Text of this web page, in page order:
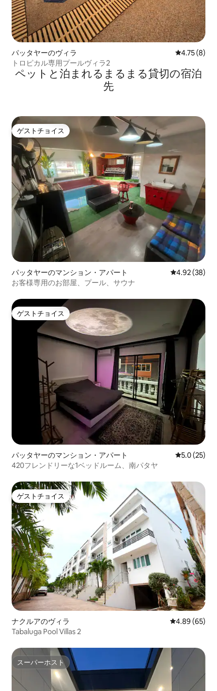
パッタヤーのヴィラ レビュー8
4.75 (8)
トロピカル専用プールヴィラ2
ペットと泊まれるまるまる貸切の宿泊
先
ゲストチョイス
ゲストチョイス
パッタヤーのマンション・アパート レビュー38
4.92 (38)
お客様専用のお部屋、プール、サウナ
ゲストチョイス
ゲストチョイス
パッタヤーのマンション・アパート レビュー25
5.0 (25)
420フレンドリーな1ベッドルーム、南パタヤ
ゲストチョイス
ゲストチョイス
ナクルアのヴィラ レビュー65
4.89 (65)
Tabaluga Pool Villas 2
スーパーホスト
スーパーホスト